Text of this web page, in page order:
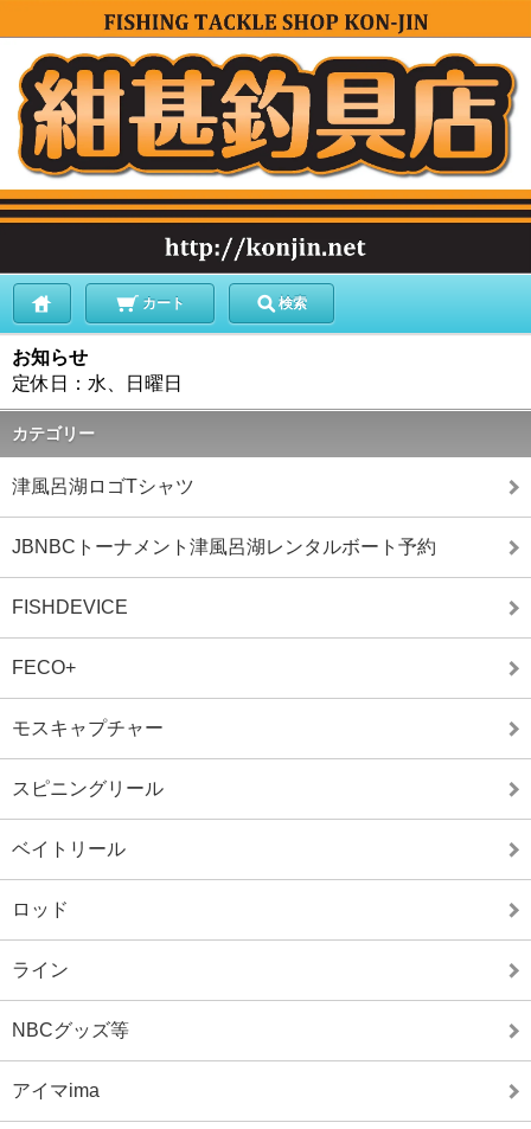
カート 検索
お知らせ
定休日：水、日曜日
カテゴリー
津風呂湖ロゴTシャツ
JBNBCトーナメント津風呂湖レンタルボート予約
FISHDEVICE
FECO+
モスキャプチャー
スピニングリール
ベイトリール
ロッド
ライン
NBCグッズ等
アイマima